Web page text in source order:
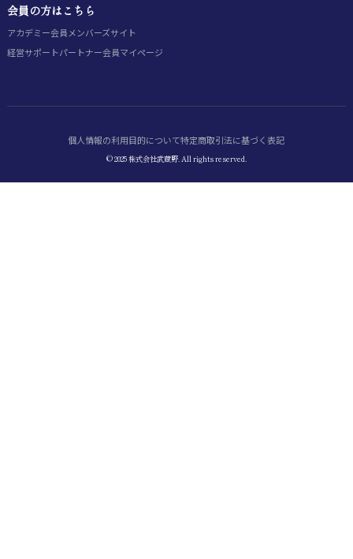
会員の方はこちら
アカデミー会員 メンバーズサイト
経営サポートパートナー会員マイページ
個人情報の利用目的について特定商取引法に基づく表記
© 2025 株式会社武蔵野. All rights reserved.